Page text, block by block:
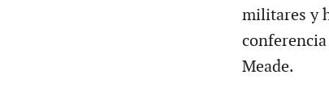
militares y
Meade.